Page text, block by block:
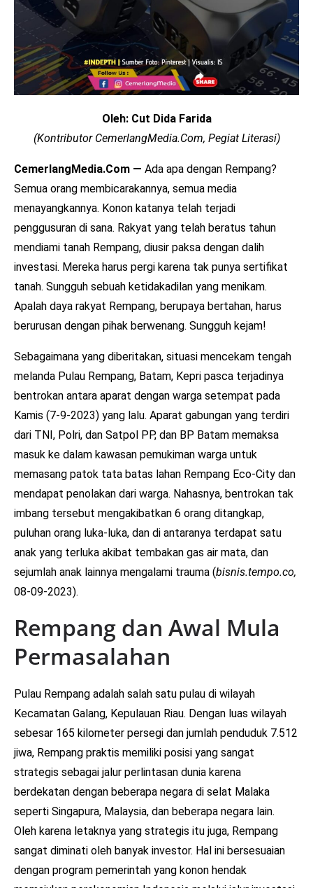
Oleh: Cut Dida Farida
(Kontributor CemerlangMedia.Com, Pegiat Literasi)
CemerlangMedia.Com — Ada apa dengan Rempang?
Semua orang membicarakannya, semua media
menayangkannya. Konon katanya telah terjadi
penggusuran di sana. Rakyat yang telah beratus tahun
mendiami tanah Rempang, diusir paksa dengan dalih
investasi. Mereka harus pergi karena tak punya sertifikat
tanah. Sungguh sebuah ketidakadilan yang menikam.
Apalah daya rakyat Rempang, berupaya bertahan, harus
berurusan dengan pihak berwenang. Sungguh kejam!
Sebagaimana yang diberitakan, situasi mencekam tengah
melanda Pulau Rempang, Batam, Kepri pasca terjadinya
bentrokan antara aparat dengan warga setempat pada
Kamis (7-9-2023) yang lalu. Aparat gabungan yang terdiri
dari TNI, Polri, dan Satpol PP, dan BP Batam memaksa
masuk ke dalam kawasan pemukiman warga untuk
memasang patok tata batas lahan Rempang Eco-City dan
mendapat penolakan dari warga. Nahasnya, bentrokan tak
imbang tersebut mengakibatkan 6 orang ditangkap,
puluhan orang luka-luka, dan di antaranya terdapat satu
anak yang terluka akibat tembakan gas air mata, dan
sejumlah anak lainnya mengalami trauma (bisnis.tempo.co,
08-09-2023).
Rempang dan Awal Mula
Permasalahan
Pulau Rempang adalah salah satu pulau di wilayah
Kecamatan Galang, Kepulauan Riau. Dengan luas wilayah
sebesar 165 kilometer persegi dan jumlah penduduk 7.512
jiwa, Rempang praktis memiliki posisi yang sangat
strategis sebagai jalur perlintasan dunia karena
berdekatan dengan beberapa negara di selat Malaka
seperti Singapura, Malaysia, dan beberapa negara lain.
Oleh karena letaknya yang strategis itu juga, Rempang
sangat diminati oleh banyak investor. Hal ini bersesuaian
dengan program pemerintah yang konon hendak